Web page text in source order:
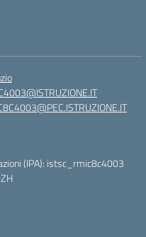
(IPA): istsc_rmic8c4003